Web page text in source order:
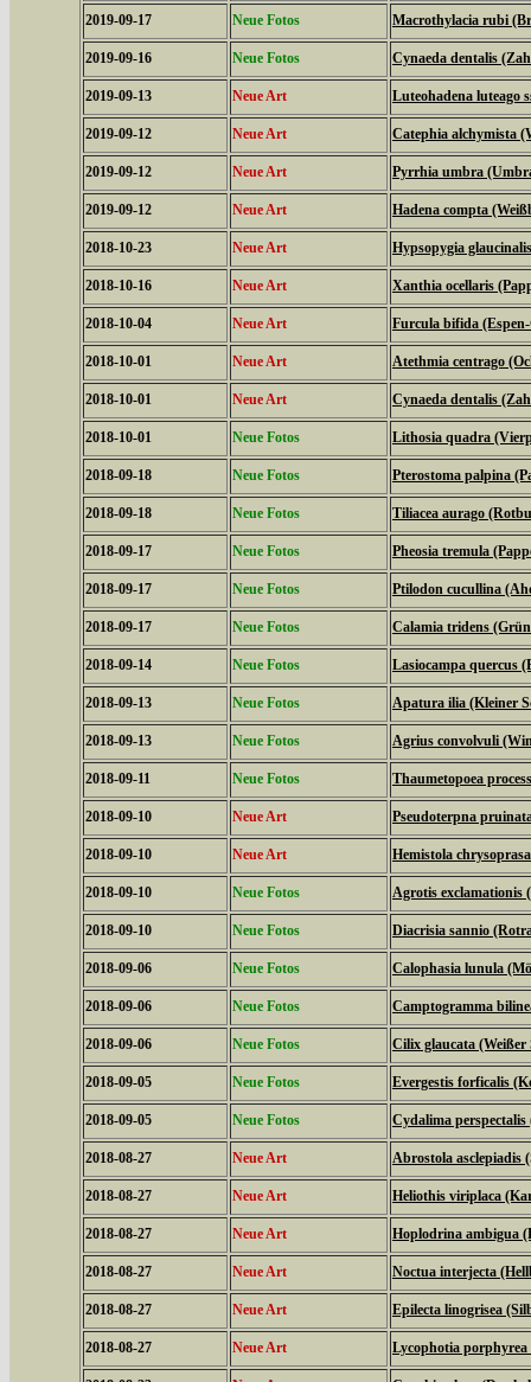
2019-09-17 Neue Fotos Macrothylacia rubi
2019-09-16 Neue Fotos Cynaeda dentalis
2019-09-13 Neue Art Luteohadena luteago
2019-09-12 Neue Art Catephia alchymista
2019-09-12 Neue Art Pyrrhia umbra
2019-09-12 Neue Art Hadena compta
2018-10-23 Neue Art Hypsopygia
2018-10-16 Neue Art Xanthia ocellaris
2018-10-04 Neue Art Furcula bifida
2018-10-01 Neue Art Atethmia centrago
2018-10-01 Neue Art Cynaeda dentalis
2018-10-01 Neue Fotos Lithosia quadra
2018-09-18 Neue Fotos Pterostoma palpina
2018-09-18 Neue Fotos Tiliacea aurago
2018-09-17 Neue Fotos Pheosia tremula
2018-09-17 Neue Fotos Ptilodon cucullina
2018-09-17 Neue Fotos Calamia tridens
2018-09-14 Neue Fotos Lasiocampa quercus
2018-09-13 Neue Fotos Apatura ilia (Kleiner
2018-09-13 Neue Fotos Agrius convolvuli
2018-09-11 Neue Fotos Thaumetopoea
2018-09-10 Neue Art Pseudoterpna
2018-09-10 Neue Art Hemistola
2018-09-10 Neue Fotos Agrotis exclamationis
2018-09-10 Neue Fotos Diacrisia sannio
2018-09-06 Neue Fotos Calophasia lunula
2018-09-06 Neue Fotos Camptogramma
2018-09-06 Neue Fotos Cilix glaucata (Weißer
2018-09-05 Neue Fotos Evergestis forficalis
2018-09-05 Neue Fotos Cydalima
2018-08-27 Neue Art Abrostola asclepiadis
2018-08-27 Neue Art Heliothis viriplaca
2018-08-27 Neue Art Hoplodrina ambigua
2018-08-27 Neue Art Noctua interjecta
2018-08-27 Neue Art Epilecta linogrisea
2018-08-27 Neue Art Lycophotia